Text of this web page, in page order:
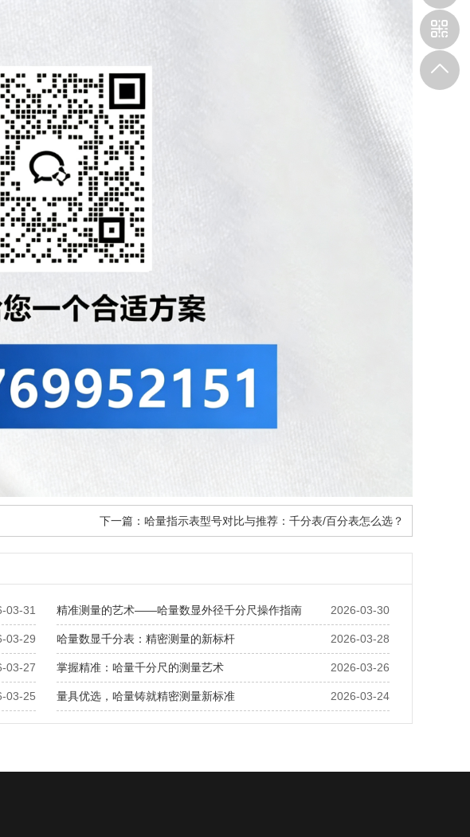
下一篇： 哈量指示表型号对比与推荐：千分表/百分表怎么选？
03-31 2026-03-30
精准测量的艺术——哈量数显外径千分尺操作指南
03-29 2026-03-28
哈量数显千分表：精密测量的新标杆
03-27 2026-03-26
掌握精准：哈量千分尺的测量艺术
03-25 2026-03-24
量具优选，哈量铸就精密测量新标准